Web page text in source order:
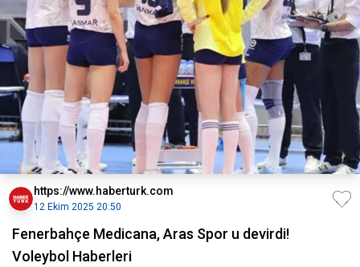
https://www.haberturk.com
12 Ekim 2025 20:50
Fenerbahçe Medicana, Aras Spor u devirdi!
Voleybol Haberleri